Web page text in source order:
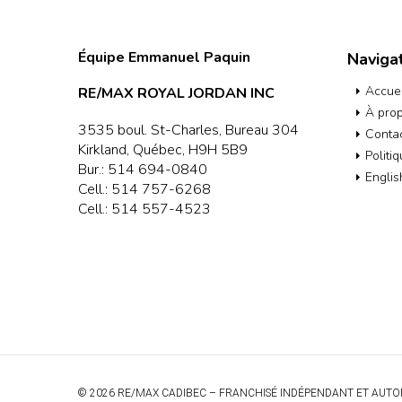
Équipe Emmanuel Paquin
RE/MAX ROYAL JORDAN INC
3535 boul. St-Charles, Bureau 304
Kirkland, Québec, H9H 5B9
Bur.: 514 694-0840
Cell.: 514 757-6268
Cell.: 514 557-4523
À
© 2026 RE/MAX CADIBEC – FRANCHISÉ INDÉPENDANT ET